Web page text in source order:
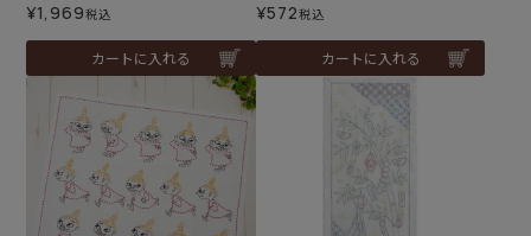
¥1,969税込
カートに入れる
¥572税込
カートに入れる